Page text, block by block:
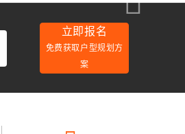
立即报名
免费获取户型规划方
案